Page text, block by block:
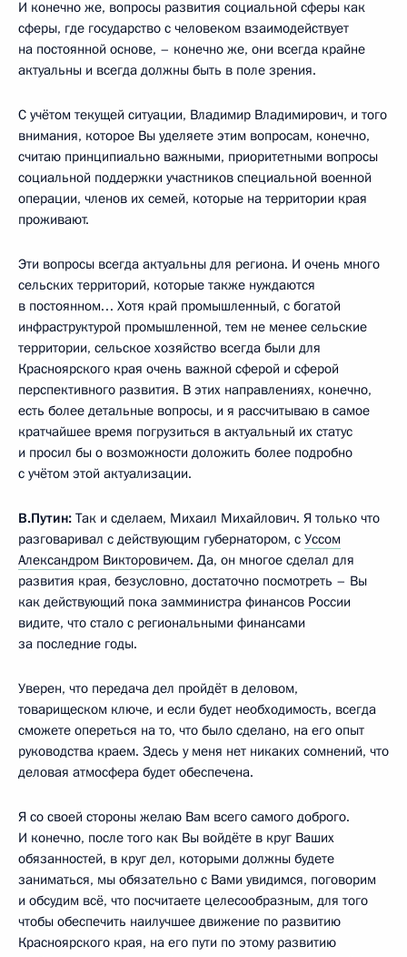
И конечно же, вопросы развития социальной сферы как
сферы, где государство с человеком взаимодействует
на постоянной основе, – конечно же, они всегда крайне
актуальны и всегда должны быть в поле зрения.
С учётом текущей ситуации, Владимир Владимирович, и того
внимания, которое Вы уделяете этим вопросам, конечно,
считаю принципиально важными, приоритетными вопросы
социальной поддержки участников специальной военной
операции, членов их семей, которые на территории края
проживают.
Эти вопросы всегда актуальны для региона. И очень много
сельских территорий, которые также нуждаются
в постоянном… Хотя край промышленный, с богатой
инфраструктурой промышленной, тем не менее сельские
территории, сельское хозяйство всегда были для
Красноярского края очень важной сферой и сферой
перспективного развития. В этих направлениях, конечно,
есть более детальные вопросы, и я рассчитываю в самое
кратчайшее время погрузиться в актуальный их статус
и просил бы о возможности доложить более подробно
с учётом этой актуализации.
В.Путин: Так и сделаем, Михаил Михайлович. Я только что
разговаривал с действующим губернатором, с Уссом
Александром Викторовичем. Да, он многое сделал для
развития края, безусловно, достаточно посмотреть – Вы
как действующий пока замминистра финансов России
видите, что стало с региональными финансами
за последние годы.
Уверен, что передача дел пройдёт в деловом,
товарищеском ключе, и если будет необходимость, всегда
сможете опереться на то, что было сделано, на его опыт
руководства краем. Здесь у меня нет никаких сомнений, что
деловая атмосфера будет обеспечена.
Я со своей стороны желаю Вам всего самого доброго.
И конечно, после того как Вы войдёте в круг Ваших
обязанностей, в круг дел, которыми должны будете
заниматься, мы обязательно с Вами увидимся, поговорим
и обсудим всё, что посчитаете целесообразным, для того
чтобы обеспечить наилучшее движение по развитию
Красноярского края, на его пути по этому развитию